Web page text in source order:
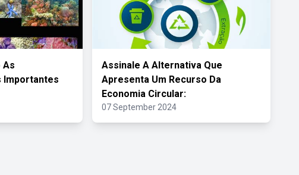
As
Importantes
Assinale A Alternativa Que
Apresenta Um Recurso Da
Economia Circular:
07 September 2024